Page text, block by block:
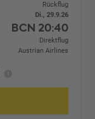
Rückflug
Di., 29.9.26
BCN 20:40
Direktflug
Austrian Airlines